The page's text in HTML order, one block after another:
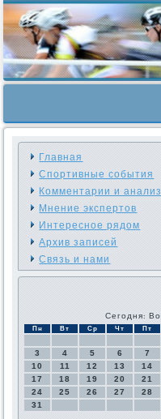
Главная
Спортивные события
Комментарии и анализ
Мнение экспертов
Интересное рядом
Архив записей
Связь и нами
Сегодня:
Пн Вт Ср Чт Пт
3
4 5 6 7
10
11 12 13 14
17
18 19 20 21
24
25 26 27 28
31